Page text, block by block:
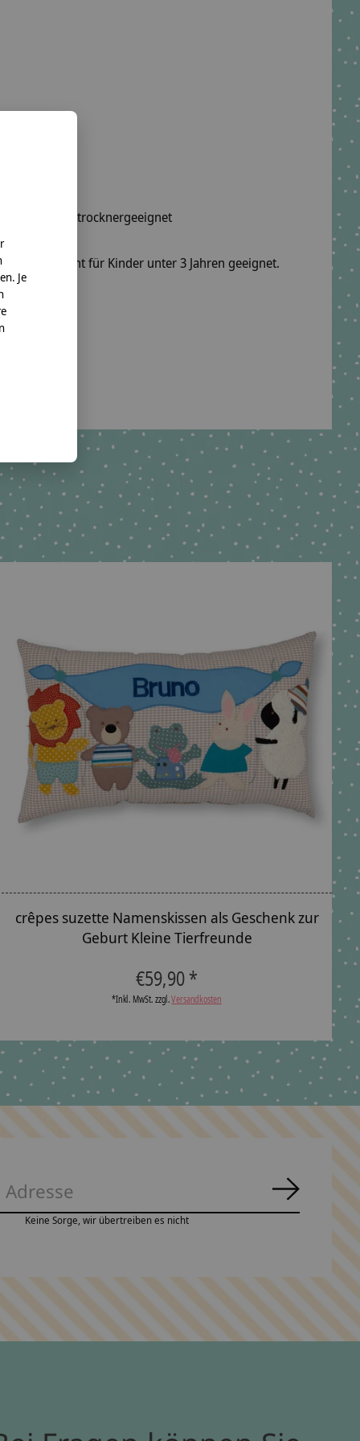
nicht trocknergeeignet
sind nicht für Kinder unter 3 Jahren geeignet.
KG
crêpes suzette Namenskissen als Geschenk zur
Geburt Kleine Tierfreunde
€59,90 *
*Inkl. MwSt. zzgl.Versandkosten
Keine Sorge, wir übertreiben es nicht
Je